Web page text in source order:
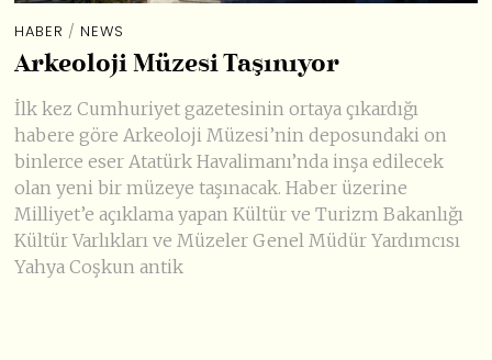
HABER / NEWS
Arkeoloji Müzesi Taşınıyor
İlk kez Cumhuriyet gazetesinin ortaya çıkardığı
habere göre Arkeoloji Müzesi’nin deposundaki on
binlerce eser Atatürk Havalimanı’nda inşa edilecek
olan yeni bir müzeye taşınacak. Haber üzerine
Milliyet’e açıklama yapan Kültür ve Turizm Bakanlığı
Kültür Varlıkları ve Müzeler Genel Müdür Yardımcısı
Yahya Coşkun antik